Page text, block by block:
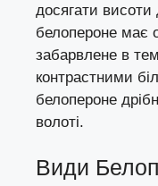
досягати висоти
белопероне має
забарвлене в
контрастними
белопероне
волоті.
Види